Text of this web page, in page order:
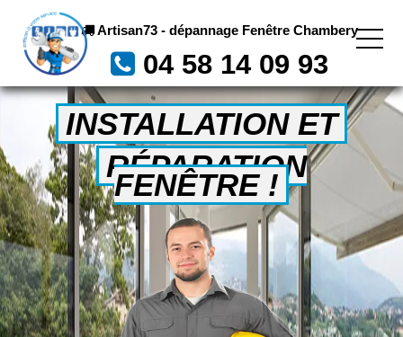
Artisan73 - dépannage Fenêtre Chambery
04 58 14 09 93
INSTALLATION ET
RÉPARATION
FENÊTRE !